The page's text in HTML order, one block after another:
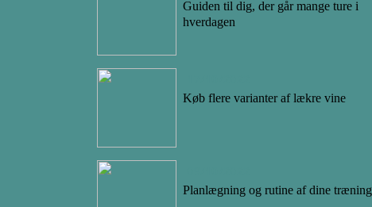
Guiden til dig, der går mange ture i
hverdagen
Køb flere varianter af lækre vine
Planlægning og rutine af dine træning